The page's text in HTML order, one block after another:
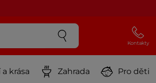
Kontakty
a krása Zahrada Pro děti